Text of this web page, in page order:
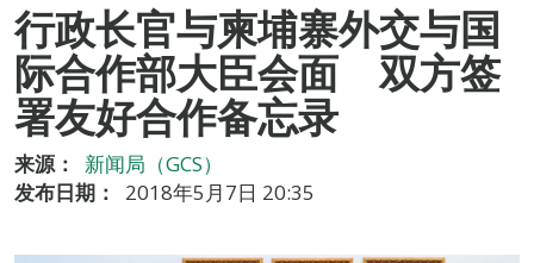
行政长官与柬埔寨外交与国
际合作部大臣会面 双方签
署友好合作备忘录
来源：
新闻局（GCS）
发布日期：
2018年5月7日 20:35